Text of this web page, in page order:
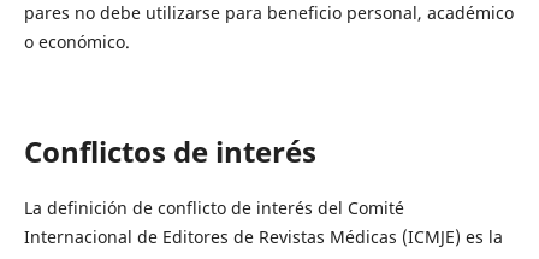
pares no debe utilizarse para beneficio personal, académico
o económico.
Conflictos de interés
La definición de conflicto de interés del Comité
Internacional de Editores de Revistas Médicas (ICMJE) es la